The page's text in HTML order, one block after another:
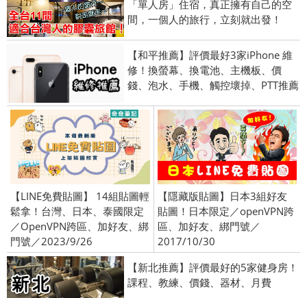
「單人房」住宿，真正擁有自己的空
間，一個人的旅行，立刻就出發！
【和平推薦】評價最好3家iPhone 維
修！換螢幕、換電池、主機板、價
錢、泡水、手機、觸控壞掉、PTT推薦
【LINE免費貼圖】 14組貼圖輕
鬆拿！台灣、日本、泰國限定
／OpenVPN跨區、加好友、綁
門號／2023/9/26
【隱藏版貼圖】日本3組好友
貼圖！日本限定／openVPN跨
區、加好友、綁門號／
2017/10/30
【新北推薦】評價最好的5家健身房！
課程、教練、價錢、器材、月費